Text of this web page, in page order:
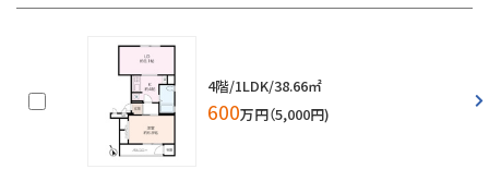
4階/1LDK/38.66㎡
600万円（5,000円)